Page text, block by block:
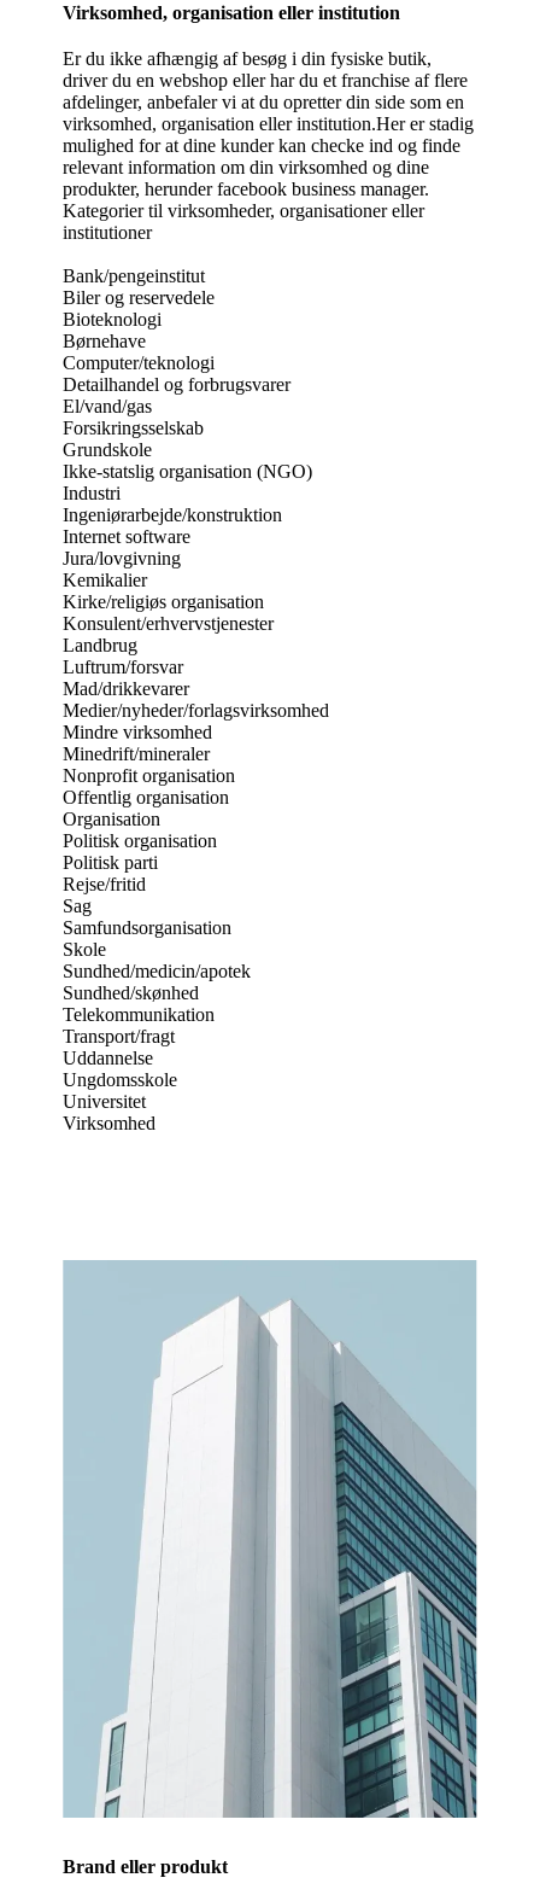
Virksomhed, organisation eller institution
Er du ikke afhængig af besøg i din fysiske butik,
driver du en webshop eller har du et franchise af flere
afdelinger, anbefaler vi at du opretter din side som en
virksomhed, organisation eller institution.Her er stadig
mulighed for at dine kunder kan checke ind og finde
relevant information om din virksomhed og dine
produkter, herunder facebook business manager.
Kategorier til virksomheder, organisationer eller
institutioner
Bank/pengeinstitut
Biler og reservedele
Bioteknologi
Børnehave
Computer/teknologi
Detailhandel og forbrugsvarer
El/vand/gas
Forsikringsselskab
Grundskole
Ikke-statslig organisation (NGO)
Industri
Ingeniørarbejde/konstruktion
Internet software
Jura/lovgivning
Kemikalier
Kirke/religiøs organisation
Konsulent/erhvervstjenester
Landbrug
Luftrum/forsvar
Mad/drikkevarer
Medier/nyheder/forlagsvirksomhed
Mindre virksomhed
Minedrift/mineraler
Nonprofit organisation
Offentlig organisation
Organisation
Politisk organisation
Politisk parti
Rejse/fritid
Sag
Samfundsorganisation
Skole
Sundhed/medicin/apotek
Sundhed/skønhed
Telekommunikation
Transport/fragt
Uddannelse
Ungdomsskole
Universitet
Virksomhed
Brand eller produkt